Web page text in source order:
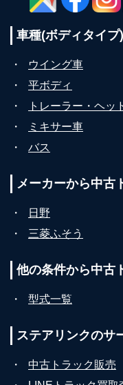
車種(ボディタイプ
・ ウイング車
・
平ボディ
・
トレーラー・ヘッ
・
ミキサー車
・
バス
メーカーから中古
・ 日野
・
三菱ふそう
他の条件から中古
・ 型式一覧
ステアリンクのサ
・ 中古トラック販売